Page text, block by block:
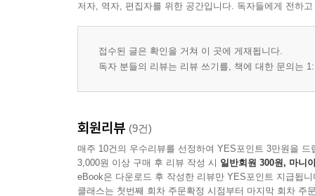
저자, 역자, 편집자를 위한 공간입니다. 독자들에게 전하
접수된 글은 확인을 거쳐 이 곳에 게재됩니다.
독자 분들의 리뷰는 리뷰 쓰기를, 책에 대한 문의는
회원리뷰 (9건)
매주 10건의 우수리뷰를 선정하여 YES포인트 3만원을 드
3,000원 이상 구매 후 리뷰 작성 시 일반회원 300원, 마니
eBook은 다운로드 후 작성한 리뷰만 YES포인트 지급됩니
클래스는 첫번째 회차 주문확정 시점부터 마지막 회차 주